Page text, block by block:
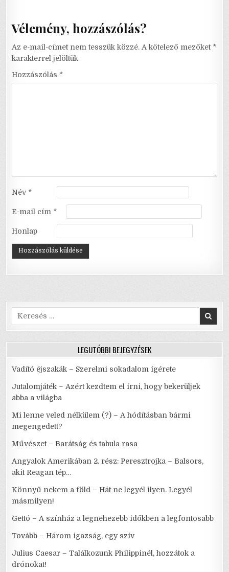
Vélemény, hozzászólás?
Az e-mail-címet nem tesszük közzé. A kötelező mezőket *
karakterrel jelöltük
Hozzászólás *
Név *
E-mail cím *
Honlap
Search
for:
LEGUTÓBBI BEJEGYZÉSEK
Vadító éjszakák – Szerelmi sokadalom ígérete
Jutalomjáték – Azért kezdtem el írni, hogy bekerüljek
abba a világba
Mi lenne veled nélkülem (?) – A hódításban bármi
megengedett?
Művészet – Barátság és tabula rasa
Angyalok Amerikában 2. rész: Peresztrojka – Balsors,
akit Reagan tép…
Könnyű nekem a föld – Hát ne legyél ilyen. Legyél
másmilyen!
Gettó – A színház a legnehezebb időkben a legfontosabb
Tovább – Három igazság, egy szív
Julius Caesar – Találkozunk Philippinél, hozzátok a
drónokat!